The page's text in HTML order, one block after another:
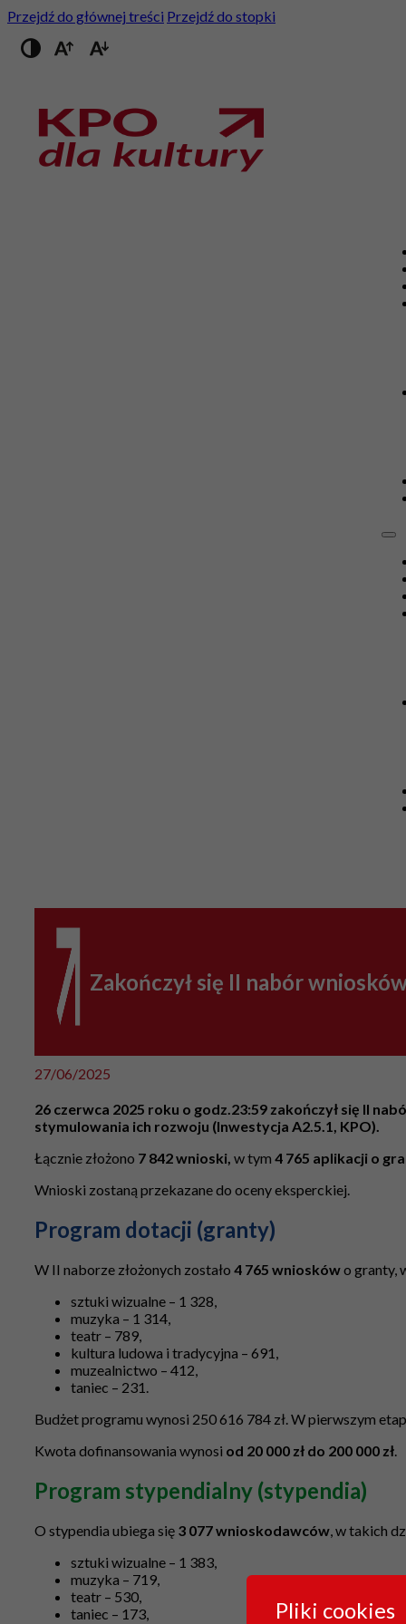
Przejdź do głównej treści Przejdź do stopki
Przełącz na wysoki kontrast
Zakończył się II nabór
27/06/2025
26 czerwca 2025 roku o godz.23:59 zakończył się II
stymulowania ich rozwoju (Inwestycja A2.5.1, KPO).
Łącznie złożono 7 842 wnioski, w tym 4 765 aplikacji o
Wnioski zostaną przekazane do oceny eksperckiej.
Program dotacji (granty)
W II naborze złożonych zostało 4 765 wnioskówo granty,
sztuki wizualne – 1 328,
muzyka – 1 314,
teatr – 789,
kultura ludowa i tradycyjna – 691,
muzealnictwo – 412,
taniec – 231.
Budżet programu wynosi 250 616 784 zł. W pierwszym
Kwota dofinansowania wynosi od 20 000 zł do 200 000 zł.
Program stypendialny (stypendia)
O stypendia ubiega się 3 077 wnioskodawców , w takich
sztuki wizualne – 1 383,
muzyka – 719,
teatr – 530,
taniec – 173,
Pliki cookies